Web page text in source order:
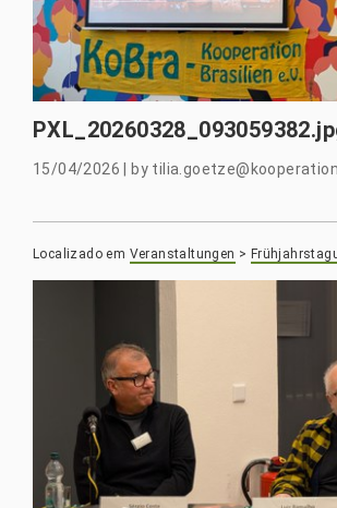
15/04/2026 by
Localizado em Veranstaltungen >